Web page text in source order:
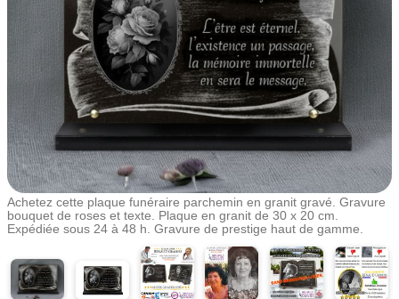
Achetez cette plaque funéraire parchemin en granit gravé. Gravure
bouquet de roses et texte. Plaque en granit de 30 x 20 cm.
Expédiée sous 24 à 48 h. Gravure de prestige haut de gamme.